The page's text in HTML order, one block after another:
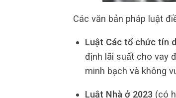
Các văn bản pháp luật
Luật Các tổ chức tín
định lãi suất cho vay
minh bạch và không
Luật Nhà ở 2023(có